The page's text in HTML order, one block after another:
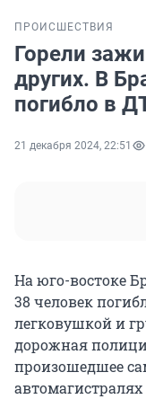
ПРОИСШЕСТВИЯ
Горели
других. В
погибло в
21 декабря 2024, 22:51
На юго-востоке
38 человек
легковушкой и
дорожная
произошедшее